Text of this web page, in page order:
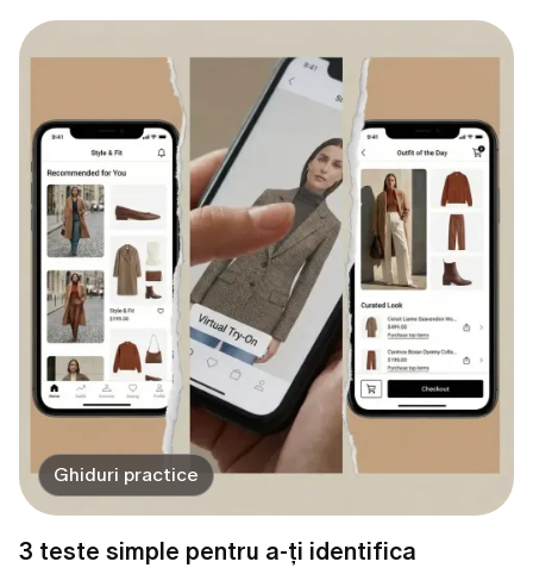
Ghiduri practice
3 teste simple pentru a-ți identifica